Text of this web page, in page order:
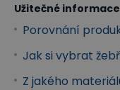
Užitečné informace
Porovnání
Jak si vybrat
Z jakého